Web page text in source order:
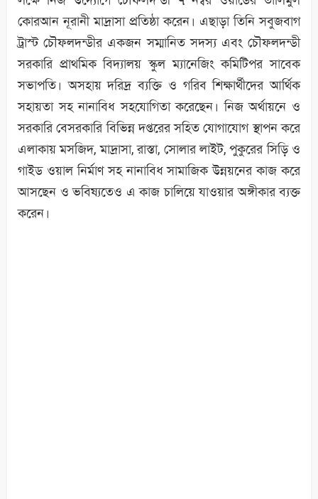
কোরআন নূরানী মাদ্রাসা প্রতিষ্ঠা করেন। এছাড়া তিনি সবুজবাগ
ট্রাস্ট চৌফলদন্ডীর একজন সম্মানিত সদস্য এবং চৌফলদন্ডী
সরকারি প্রাথমিক বিদ্যালয় স্কুল ম্যানেজিং কমিটিপর সাবেক
সভাপতি। অসহায় দরিদ্র ব্যক্তি ও গরিব শিক্ষার্থীদের আর্থিক
সহায়তা সহ নানাবিধ সহযোগিতা করেছেন। নিজ অর্থায়নে ও
সরকারি বেসরকারি বিভিন্ন দপ্তরের সহিত যোগাযোগ স্থাপন করে
এলাকায় মসজিদ, মাদ্রাসা, রাস্তা, সোলার লাইট, পুকুরের সিড়ি ও
গাইড ওয়াল নির্মাণ সহ নানাবিধ সামাজিক উন্নয়নের কাজ করে
আসছেন ও ভবিষ্যতেও এ কাজ চালিয়ে যাওয়ার অঙ্গীকার ব্যক্ত
করেন।